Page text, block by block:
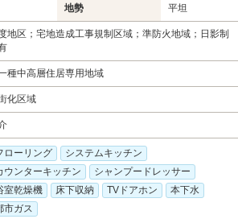
地勢 平坦
地区；宅地造成工事規制区域；準防火地域；日影制
種中高層住居専用地域
化区域
ローリング
システムキッチン
ウンターキッチン
シャンプードレッサー
室乾燥機
床下収納 TVドアホン
本下水
市ガス